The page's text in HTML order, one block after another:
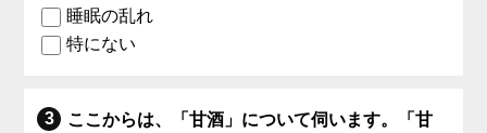
睡眠の乱れ
特にない
ここからは、「甘酒」について伺います。「甘